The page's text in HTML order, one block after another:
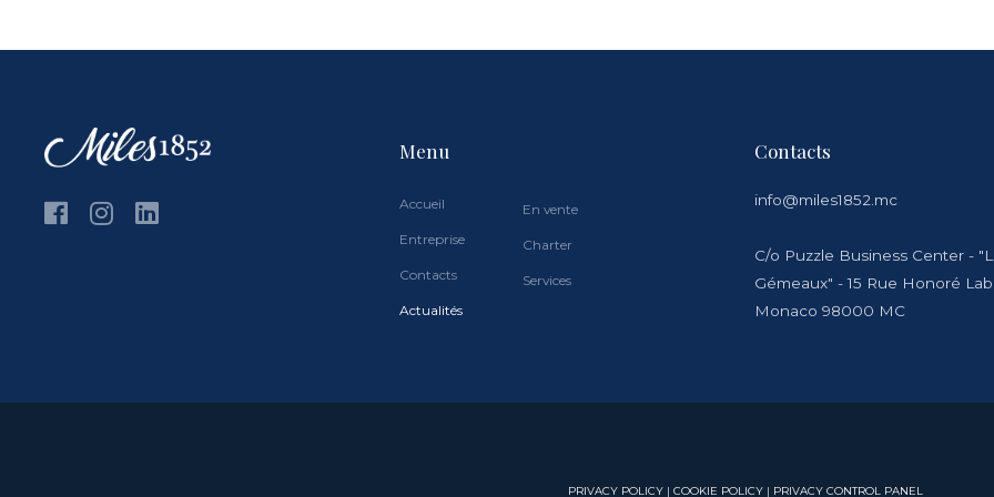
Menu
Accueil
Entreprise
Contacts
Actualités
En vente
Charter
Services
Contacts
info@miles1852.mc
C/o Puzzle Business Center -
Gémeaux" - 15 Rue Honoré
Monaco 98000 MC
PRIVACY POLICY | COOKIE POLICY | PRIVACY CONTROL PANEL